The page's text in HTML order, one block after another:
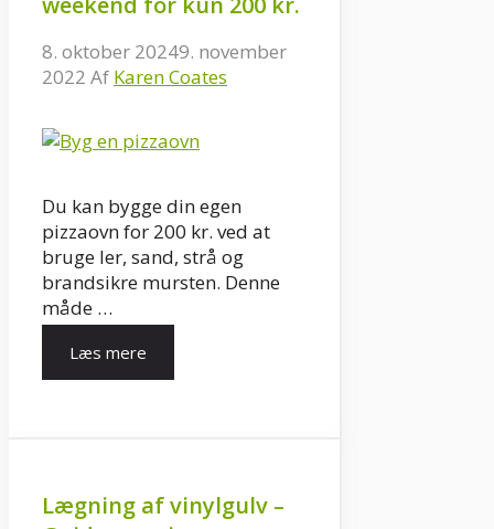
8. oktober 20249. november
2022 Af Karen Coates
Du kan bygge din egen
pizzaovn for 200 kr. ved at
bruge ler, sand, strå og
brandsikre mursten. Denne
måde …
Læs mere
Lægning af vinylgulv –